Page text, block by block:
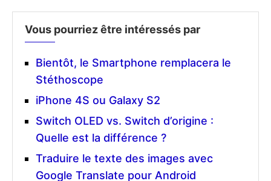
Vous pourriez être intéressés par
Bientôt, le Smartphone remplacera le
Stéthoscope
iPhone 4S ou Galaxy S2
Switch OLED vs. Switch d’origine :
Quelle est la différence ?
Traduire le texte des images avec
Google Translate pour Android